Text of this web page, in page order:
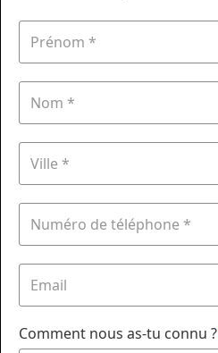
Comment nous as-tu connu ?